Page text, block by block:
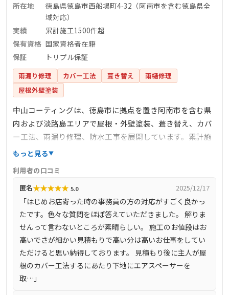
所在地
徳島県徳島市西船場町4‑32（阿南市を含む徳島県全
域対応）
実績
累計施工1500件超
保有資格 国家資格者在籍
保証
トリプル保証
雨漏り修理 カバー工法 葺き替え
雨樋修理
屋根外壁塗装
中山コーティングは、徳島市に拠点を置き阿南市を含む県
内および淡路島エリアで屋根・外壁塗装、葺き替え、カバ
ー工法、雨漏り修理、防水工事を展開しています。累計施
工1500件超、阿南市単独で500件超の実績を誇り、全工程
な下地処理、最大5回施工の屋根塗装、トリプル保証による
長期アフターケアが好評です。Google口コミでも高評価
で、安心品質を求める地元顧客から信頼されています。
もっと見る
利用者の口コミ
匿名★★★★★ 5.0 2025/12/17
「はじめお店寄った時の事務員の方の対応がすごく良かっ
たです。色々な質問をほぼ答えていただきました。 解りま
せんって言わないところが素晴らしい。 施工のお値段はお
高いでさが細かい見積もりで高い分は高いお仕事をしてい
ただけると思い納得しております。 見積もり後に主人が屋
根のカバー工法するにあたり下地にエアスペーサーを
取…」